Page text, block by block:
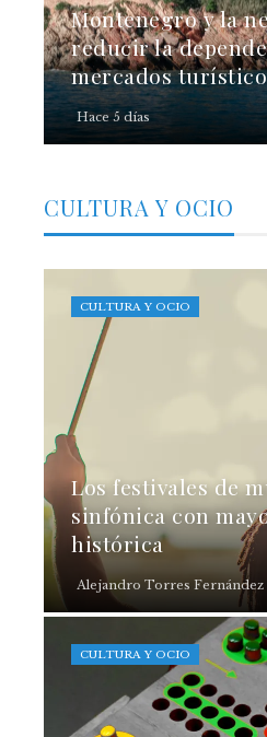
Montenegro y la
reducir la
mercados
Hace 5 días
CULTURA Y OCIO
CULTURA Y OCIO
Los festivales de
sinfónica con
histórica
Alejandro Torres Fernández
CULTURA Y OCIO